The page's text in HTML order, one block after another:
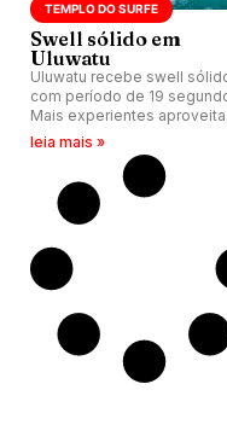
TEMPLO DO SURFE
Swell sólido em
Uluwatu
Uluwatu recebe swell
com período de 19
Mais experientes
tubos profundos e paredes
intermináveis. Pico balinês
confirma status de templo
surfe mundial.
leia mais »